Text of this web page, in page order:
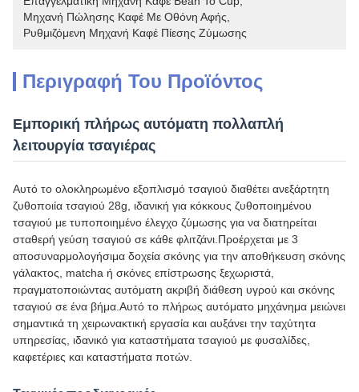
Μηχανή Πώλησης Καφέ Με Οθόνη Αφής
Ρυθμιζόμενη Μηχανή Καφέ Πίεσης Ζύμωσης
Περιγραφή Του Προϊόντος
Εμπορική πλήρως αυτόματη πολλαπλή
λειτουργία τσαγιέρας
Αυτό το ολοκληρωμένο εξοπλισμό τσαγιού διαθέτει ανεξάρτητη
ζυθοποιία τσαγιού 28g, ιδανική για κόκκους ζυθοποιημένου
τσαγιού με τυποποιημένο έλεγχο ζύμωσης για να διατηρείται
σταθερή γεύση τσαγιού σε κάθε φλιτζάνι.Προέρχεται με 3
αποσυναρμολογήσιμα δοχεία σκόνης για την αποθήκευση σκόνης
γάλακτος, matcha ή σκόνες επίστρωσης ξεχωριστά,
πραγματοποιώντας αυτόματη ακριβή διάθεση υγρού και σκόνης
τσαγιού σε ένα βήμα.Αυτό το πλήρως αυτόματο μηχάνημα μειώνει
σημαντικά τη χειρωνακτική εργασία και αυξάνει την ταχύτητα
υπηρεσίας, ιδανικό για καταστήματα τσαγιού με φυσαλίδες,
καφετέριες και καταστήματα ποτών.